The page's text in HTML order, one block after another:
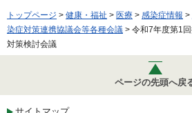
トップページ > 健康・福祉 > 医療 > 感染症情報 >
染症対策連携協議会等各種会議 > 令和7年度第1
対策検討会議
ページの先頭へ戻